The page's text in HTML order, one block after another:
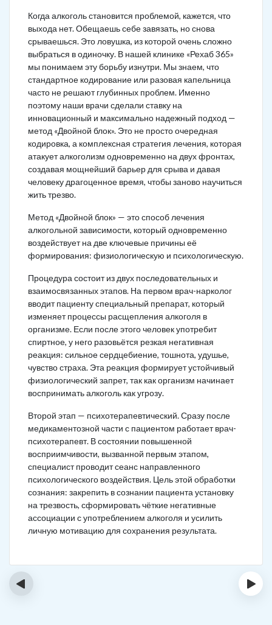
Когда алкоголь становится проблемой, кажется, что
выхода нет. Обещаешь себе завязать, но снова
срываешься. Это ловушка, из которой очень сложно
выбраться в одиночку. В нашей клинике «Рехаб 365»
мы понимаем эту борьбу изнутри. Мы знаем, что
стандартное кодирование или разовая капельница
часто не решают глубинных проблем. Именно
поэтому наши врачи сделали ставку на
инновационный и максимально надежный подход —
метод «Двойной блок». Это не просто очередная
кодировка, а комплексная стратегия лечения, которая
атакует алкоголизм одновременно на двух фронтах,
создавая мощнейший барьер для срыва и давая
человеку драгоценное время, чтобы заново научиться
жить трезво.
Метод «Двойной блок» — это способ лечения
алкогольной зависимости, который одновременно
воздействует на две ключевые причины её
формирования: физиологическую и психологическую.
Процедура состоит из двух последовательных и
взаимосвязанных этапов. На первом врач-нарколог
вводит пациенту специальный препарат, который
изменяет процессы расщепления алкоголя в
организме. Если после этого человек употребит
спиртное, у него разовьётся резкая негативная
реакция: сильное сердцебиение, тошнота, удушье,
чувство страха. Эта реакция формирует устойчивый
физиологический запрет, так как организм начинает
воспринимать алкоголь как угрозу.
Второй этап — психотерапевтический. Сразу после
медикаментозной части с пациентом работает врач-
психотерапевт. В состоянии повышенной
восприимчивости, вызванной первым этапом,
специалист проводит сеанс направленного
психологического воздействия. Цель этой обработки
сознания: закрепить в сознании пациента установку
на трезвость, сформировать чёткие негативные
ассоциации с употреблением алкоголя и усилить
личную мотивацию для сохранения результата.
‹ ›